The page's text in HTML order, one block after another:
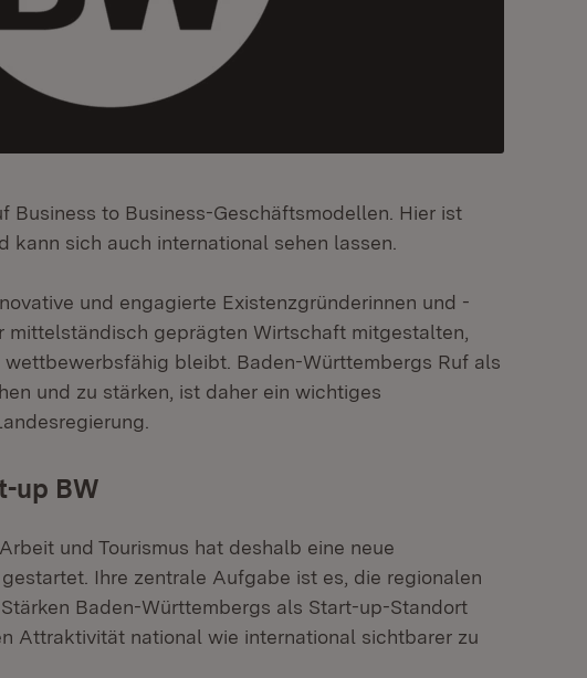
Business to Business-Geschäftsmodellen. Hier ist
kann sich auch international sehen lassen.
und engagierte Existenzgründerinnen und -
mittelständisch geprägten Wirtschaft mitgestalten,
bleibt. Baden-Württembergs Ruf als
und zu stärken, ist daher ein wichtiges
up BW
und Tourismus hat deshalb eine neue
Ihre zentrale Aufgabe ist es, die regionalen
Baden-Württembergs als Start-up-Standort
Attraktivität national wie international sichtbarer zu